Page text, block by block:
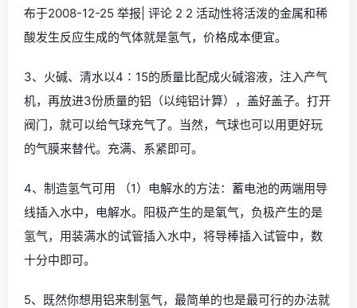
布于2008-12-25 举报| 评论 2 2 活动性将活泼的金属和稀
酸发生反应生成的气体就是氢气，价格成本便宜。
3、火碱、清水以4∶15的质量比配成火碱溶液，注入产气
机，再放进3份质量的铝（以纯铝计算），盖好盖子。打开
阀门，就可以给气球充气了。当然，气球也可以用更好玩
的气膜来替代。充满、系紧即可。
4、制造氢气可用 （1）电解水的方法：蓄电池的两端用导
线插入水中，电解水。阳极产生的是氧气，负极产生的是
氢气，用装满水的试管插入水中，将导棒插入试管中，数
十分中即可。
5、既然你想用铝来制氢气，最简单的也是最可行的办法就